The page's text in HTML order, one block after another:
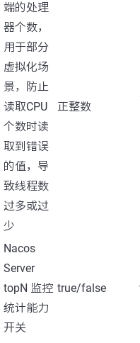
端的处理
器个数，
用于部分
虚拟化场
景，防止
读取CPU
个数时读
取到错误
的值，导
致线程数
过多或过
少
正整数
Nacos
Server
topN 监控
统计能力
开关
true/false